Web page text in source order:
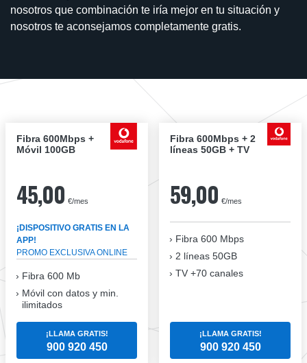
nosotros que combinación te iría mejor en tu situación y
nosotros te aconsejamos completamente gratis.
Fibra 600Mbps +
Móvil 100GB
45,00 €/mes
¡DISPOSITIVO GRATIS EN LA
APP!
PROMO EXCLUSIVA ONLINE
Fibra 600 Mb
Móvil con datos y min.
ilimitados
¡LLAMA GRATIS!
900 920 450
Fibra 600Mbps + 2
líneas 50GB + TV
59,00 €/mes
Fibra 600 Mbps
2 líneas 50GB
TV +70 canales
¡LLAMA GRATIS!
900 920 450